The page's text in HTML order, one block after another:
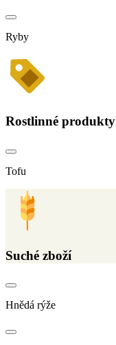
Ryby
Rostlinné produkty
Tofu
Suché zboží
Hnědá rýže